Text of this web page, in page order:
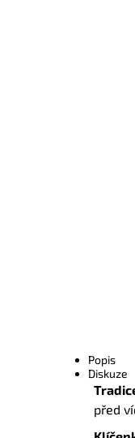
Popis
Diskuze
před